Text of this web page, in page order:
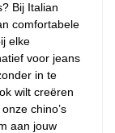
Bij Italian
comfortabele
elke
voor jeans
in te
wilt creëren
chino’s
aan jouw